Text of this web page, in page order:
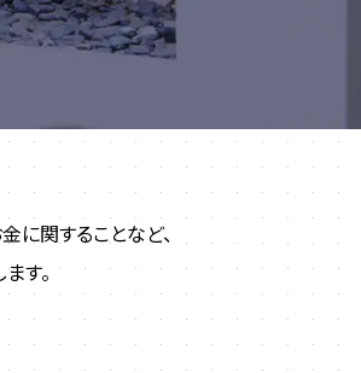
に関することなど、
す。